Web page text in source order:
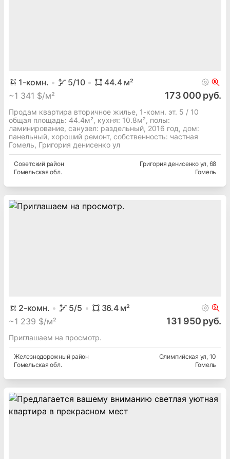
1-комн. 5/10 44.4м²
~1 341 $/м² 173 000 руб.
Продам квартира вторичное жилье, 1-комн. эт. 5 / 10
общая площадь: 44.4м², кухня: 10.8м², полы:
ламинирование, cанузел: раздельный, 2016 год, дом:
панельный, хороший ремонт, собственность: частная
Гомель, Григория денисенко ул
Советскийрайон
Гомельская обл.
Григория денисенко ул, 68
Гомель
2-комн. 5/5 36.4м²
~1 239 $/м² 131 950 руб.
Приглашаем на просмотр.
Железнодорожныйрайон
Гомельская обл.
Олимпийская ул, 10
Гомель